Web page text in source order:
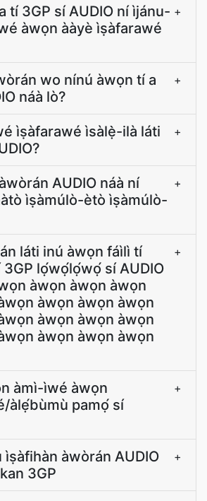
tí 3GP sí AUDIO ní ìjánu-
àwọn ààyè ìṣàfarawé
+
wo nínú àwọn tí a
náà lò?
+
ìṣàfarawé ìsàlẹ̀-ilà láti
+
AUDIO náà ní
ìṣàmúlò-ètò ìṣàmúlò-
+
láti inú àwọn fáìlì tí
lọ́wọ́lọ́wọ́ sí AUDIO
àwọn àwọn àwọn
àwọn àwọn àwọn
àwọn àwọn àwọn
àwọn àwọn àwọn
+
àmì-ìwé àwọn
àlẹ́bùmù pamọ́ sí
+
ìṣàfihàn àwòrán AUDIO
3GP
+